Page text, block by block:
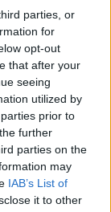
parties, or
for
opt-out
that after your
seeing
utilized by
prior to
further
parties on the
may
IAB’s List of
it to other
10:46
φωτιά σε
10:38
τη
την